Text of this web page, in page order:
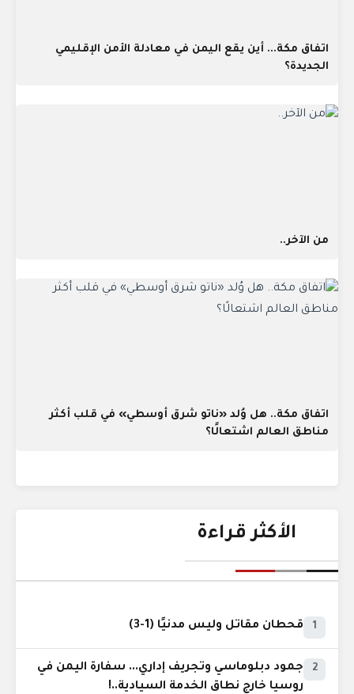
اتفاق مكة... أين يقع اليمن في معادلة الأمن الإقليمي
الجديدة؟
من الآخر..
اتفاق مكة.. هل وُلد «ناتو شرق أوسطي» في قلب أكثر
مناطق العالم اشتعالًا؟
الأكثر قراءة
1 قحطان مقاتل وليس مدنيًا (1-3)
2
جمود دبلوماسي وتجريف إداري... سفارة اليمن في
روسيا خارج نطاق الخدمة السيادية..!